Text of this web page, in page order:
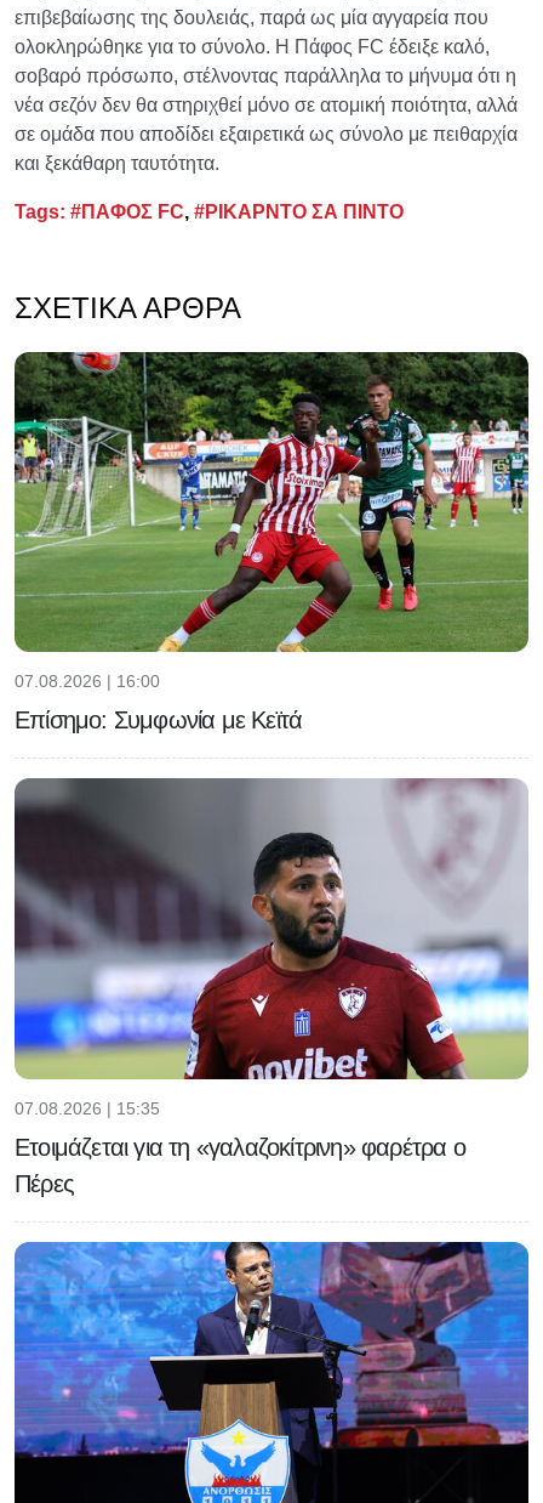
επιβεβαίωσης της δουλειάς, παρά ως μία αγγαρεία που
ολοκληρώθηκε για το σύνολο. Η Πάφος FC έδειξε καλό,
σοβαρό πρόσωπο, στέλνοντας παράλληλα το μήνυμα ότι η
νέα σεζόν δεν θα στηριχθεί μόνο σε ατομική ποιότητα, αλλά
σε ομάδα που αποδίδει εξαιρετικά ως σύνολο με πειθαρχία
και ξεκάθαρη ταυτότητα.
Tags: #ΠΑΦΟΣ FC, #ΡΙΚΑΡΝΤΟ ΣΑ ΠΙΝΤΟ
ΣΧΕΤΙΚΆ ΆΡΘΡΑ
07.08.2026 | 16:00
Επίσημο: Συμφωνία με Κεϊτά
07.08.2026 | 15:35
Ετοιμάζεται για τη «γαλαζοκίτρινη» φαρέτρα ο
Πέρες